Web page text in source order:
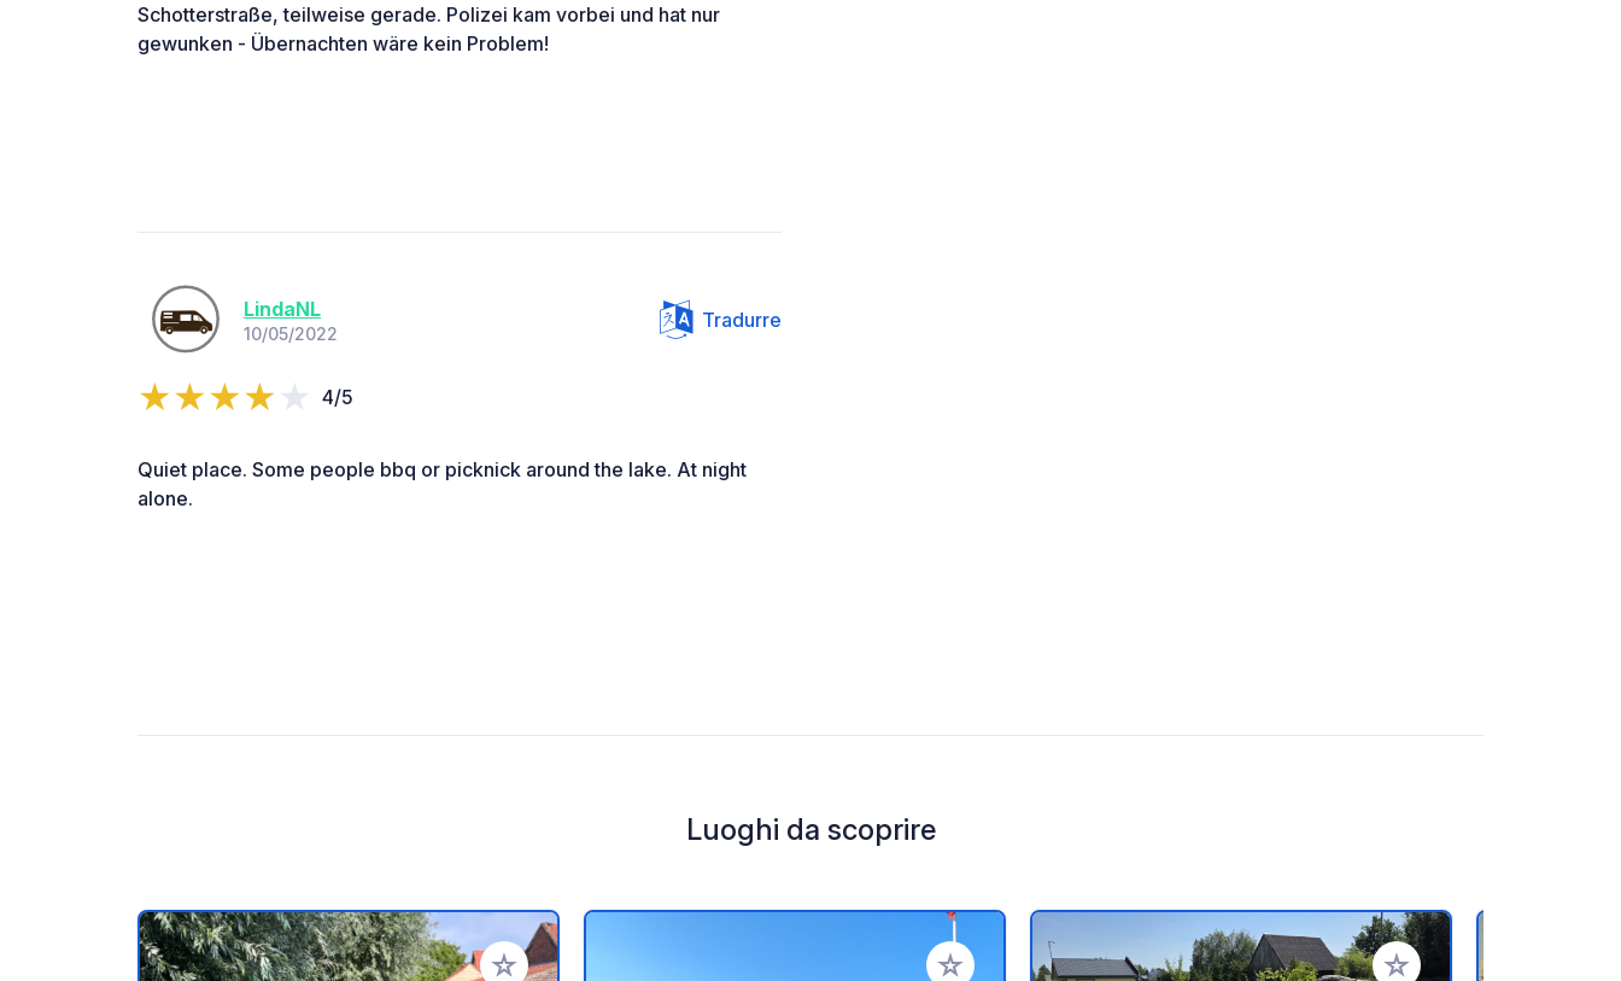
Schotterstraße, teilweise gerade. Polizei kam vorbei und hat nur
gewunken - Übernachten wäre kein Problem!
LindaNL
10/05/2022
Tradurre
4/5
Quiet place. Some people bbq or picknick around the lake. At night
alone.
Luoghi da scoprire